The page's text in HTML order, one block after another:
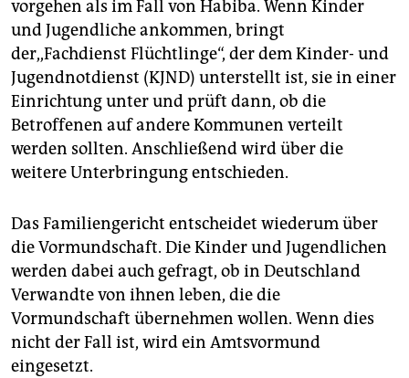
vorgehen als im Fall von Habiba. Wenn Kinder
und Jugendliche ankommen, bringt
der,,Fachdienst Flüchtlinge“, der dem Kinder- und
Jugendnotdienst (KJND) unterstellt ist, sie in einer
Einrichtung unter und prüft dann, ob die
Betroffenen auf andere Kommunen verteilt
werden sollten. Anschließend wird über die
weitere Unterbringung entschieden.
Das Familiengericht entscheidet wiederum über
die Vormundschaft. Die Kinder und Jugendlichen
werden dabei auch gefragt, ob in Deutschland
Verwandte von ihnen leben, die die
Vormundschaft übernehmen wollen. Wenn dies
nicht der Fall ist, wird ein Amtsvormund
eingesetzt.